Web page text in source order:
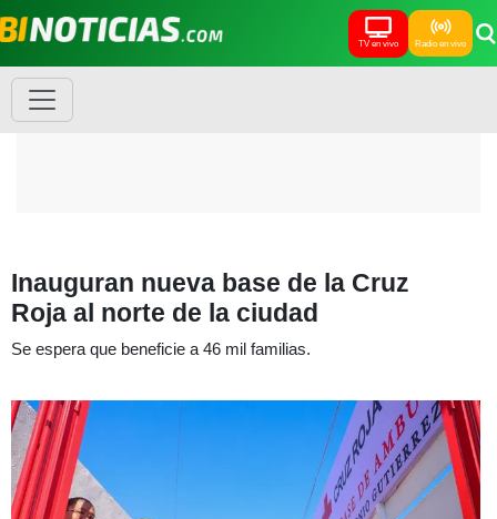
TV en vivo Radio en vivo
Inauguran nueva base de la Cruz
Roja al norte de la ciudad
Se espera que beneficie a 46 mil familias.